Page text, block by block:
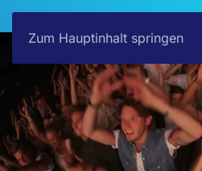
Zum Hauptinhalt springen